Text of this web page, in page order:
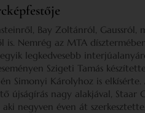
Bay Zoltánról, Gaussról,
is. Nemrég az MTA
legkedvesebb
Szigeti Tamás
Simonyi Károlyhoz is elkísérte.
újságírás nagy alakjával, Staar
aki negyven éven át